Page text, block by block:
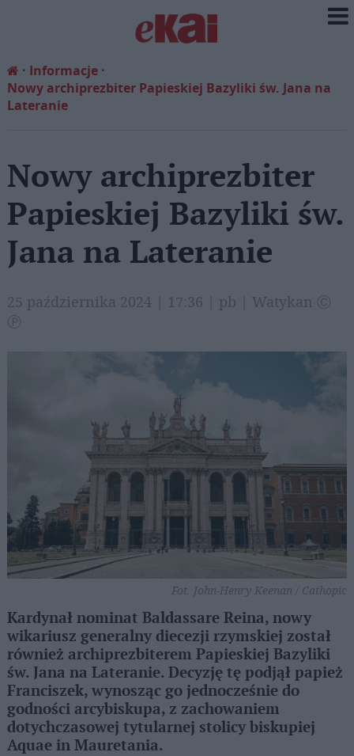
Informacje
Nowy archiprezbiter Papieskiej Bazyliki św. Jana na
Lateranie
Nowy archiprezbiter
Papieskiej Bazyliki św.
Jana na Lateranie
25 października 2024 | 17:36 | pb | Watykan Ⓒ
Ⓟ
Fot. John-Henry Keenan / Cathopic
Kardynał nominat Baldassare Reina, nowy
wikariusz generalny diecezji rzymskiej został
również archiprezbiterem Papieskiej Bazyliki
św. Jana na Lateranie. Decyzję tę podjął papież
Franciszek, wynosząc go jednocześnie do
godności arcybiskupa, z zachowaniem
dotychczasowej tytularnej stolicy biskupiej
Aquae in Mauretania.